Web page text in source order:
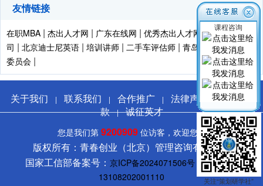
友情链接
在职MBA | 杰出人才网 | 广东在线网 | 优秀杰出人才网 |活动策划公
司 | 北京迪士尼英语 | 培训讲师 | 二手车评估师 | 青岛培训|策划专业
委员会 |
关于我们 | 联系我们 | 合作推广 | 法律声明 |服务条
款|诚征英才
您是我们第 9200909位访客，欢迎您！
版权所有：青春创业（北京）管理咨询有限公司
国家工信部备案号： 京ICP备2024071506号 冀公网安备
13108202001110
课程咨询
关注“策划研学社”